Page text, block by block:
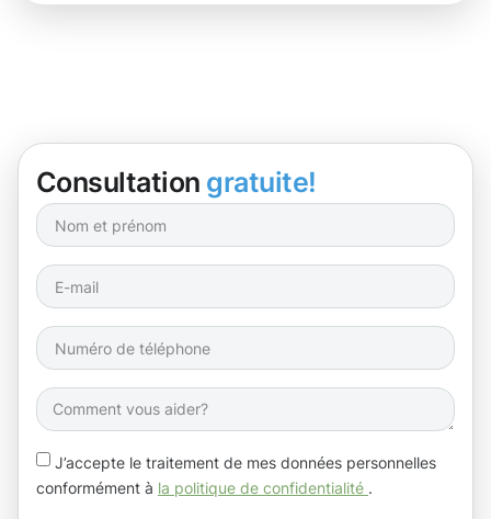
Consultation gratuite!
J’accepte le traitement de mes données personnelles
conformément à la politique de confidentialité .